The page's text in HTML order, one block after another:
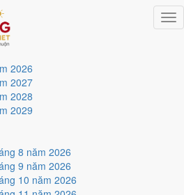
2026
2027
2028
2029
8 năm 2026
9 năm 2026
10 năm 2026
8/2026
6 âm lịch (Kỷ